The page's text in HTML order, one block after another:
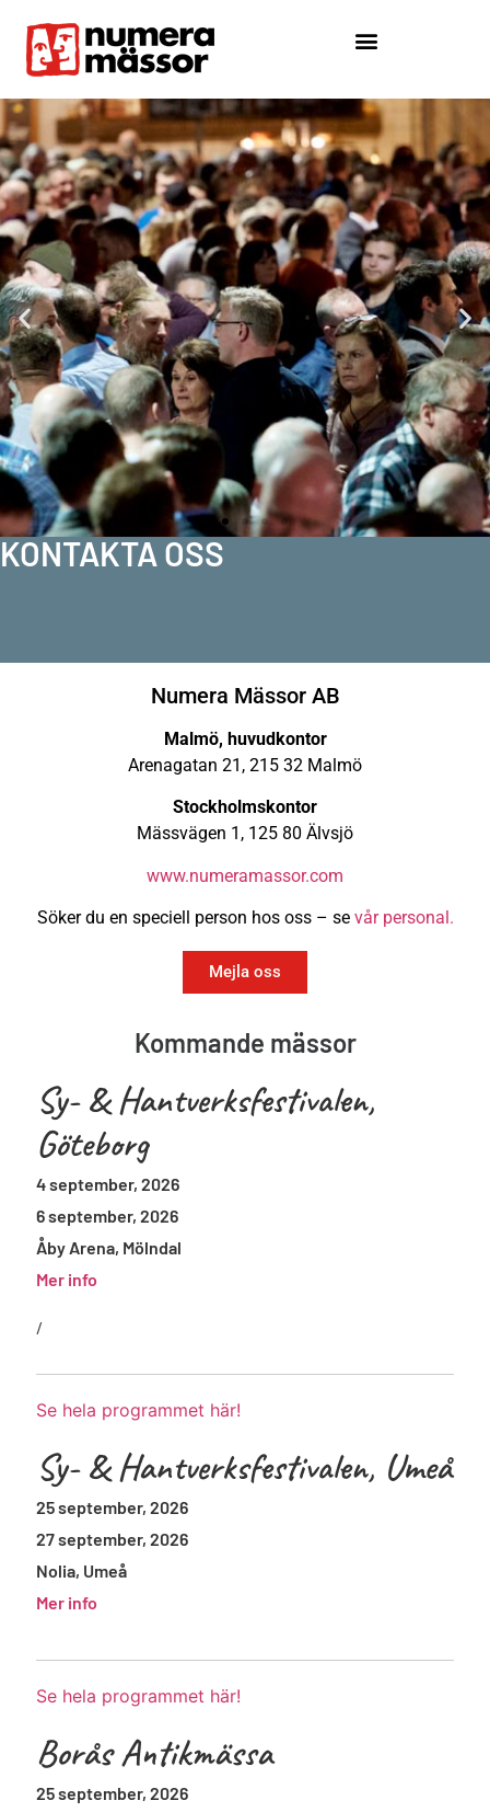
KONTAKTA OSS
Numera Mässor AB
Malmö, huvudkontor
Arenagatan 21, 215 32 Malmö
Stockholmskontor
Mässvägen 1, 125 80 Älvsjö
www.numeramassor.com
Söker du en speciell person hos oss – se vår personal.
Mejla oss
Kommande mässor
Sy- & Hantverksfestivalen,
Göteborg
4 september, 2026
6 september, 2026
Åby Arena, Mölndal
Mer info
/
Se hela programmet här!
Sy- & Hantverksfestivalen, Umeå
25 september, 2026
27 september, 2026
Nolia, Umeå
Mer info
Se hela programmet här!
Borås Antikmässa
25 september, 2026